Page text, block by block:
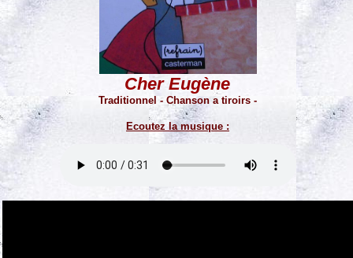
Cher Eugène
Traditionnel - Chanson a tiroirs -
Ecoutez la musique :